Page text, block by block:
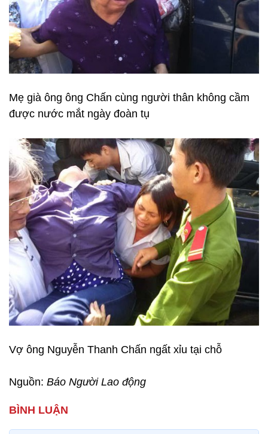
Mẹ già ông ông Chấn cùng người thân không cầm
được nước mắt ngày đoàn tụ
Vợ ông Nguyễn Thanh Chấn ngất xỉu tại chỗ
Nguồn: Báo Người Lao động